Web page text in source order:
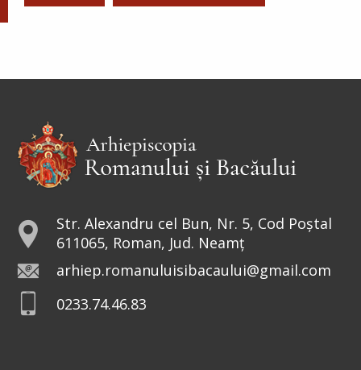
Str. Alexandru cel Bun, Nr. 5, Cod Poștal
611065, Roman, Jud. Neamț
arhiep.romanuluisibacaului@gmail.com
0233.74.46.83